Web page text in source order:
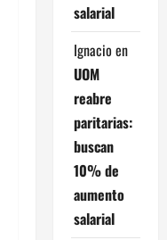
salarial
Ignacio en
UOM
reabre
paritarias:
buscan
10% de
aumento
salarial